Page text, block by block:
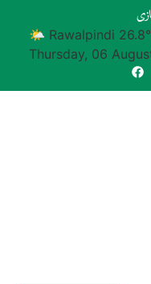
🌤 Rawalpindi
Thursday, 06